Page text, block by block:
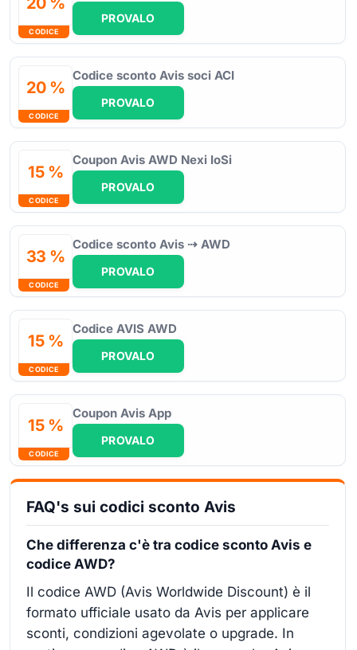
CODICE
PROVALO
20 %
CODICE
Codice sconto Avis soci ACI
PROVALO
15 %
CODICE
Coupon Avis AWD Nexi IoSi
PROVALO
33 %
CODICE
Codice sconto Avis ⇢ AWD
PROVALO
15 %
CODICE
Codice AVIS AWD
PROVALO
15 %
CODICE
Coupon Avis App
PROVALO
FAQ's sui codici sconto Avis
Che differenza c'è tra codice sconto Avis e
codice AWD?
Il codice AWD (Avis Worldwide Discount) è il
formato ufficiale usato da Avis per applicare
sconti, condizioni agevolate o upgrade. In